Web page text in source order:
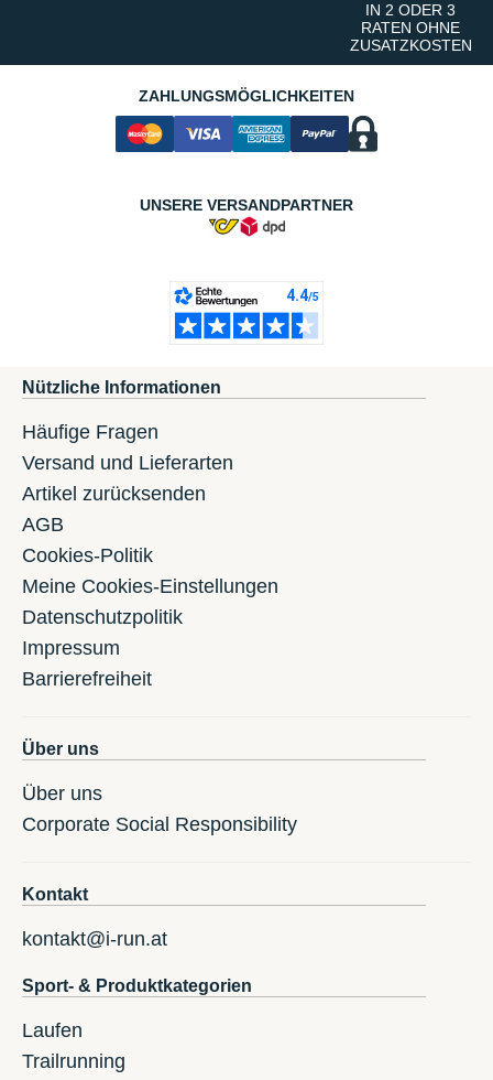
IN 2 ODER 3
RATEN OHNE
ZUSATZKOSTEN
ZAHLUNGSMÖGLICHKEITEN
UNSERE VERSANDPARTNER
Nützliche Informationen
Häufige Fragen
Versand und Lieferarten
Artikel zurücksenden
AGB
Cookies-Politik
Meine Cookies-Einstellungen
Datenschutzpolitik
Impressum
Barrierefreiheit
Über uns
Über uns
Corporate Social Responsibility
Kontakt
kontakt@i-run.at
Sport- & Produktkategorien
Laufen
Trailrunning